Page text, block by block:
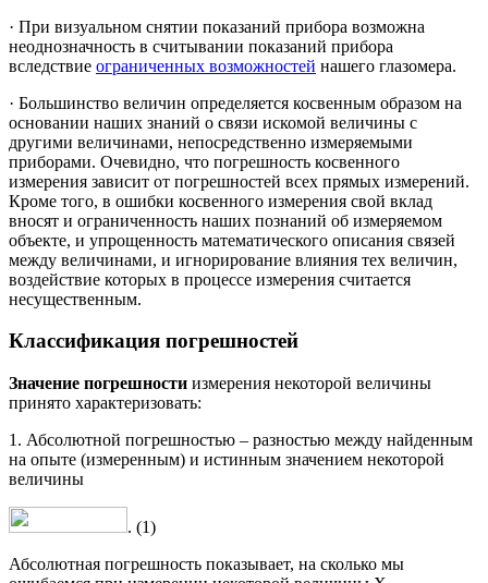
· При визуальном снятии показаний прибора возможна
неоднозначность в считывании показаний прибора
вследствие ограниченных возможностей нашего глазомера.
· Большинство величин определяется косвенным образом на
основании наших знаний о связи искомой величины с
другими величинами, непосредственно измеряемыми
приборами. Очевидно, что погрешность косвенного
измерения зависит от погрешностей всех прямых измерений.
Кроме того, в ошибки косвенного измерения свой вклад
вносят и ограниченность наших познаний об измеряемом
объекте, и упрощенность математического описания связей
между величинами, и игнорирование влияния тех величин,
воздействие которых в процессе измерения считается
несущественным.
Классификация погрешностей
Значение погрешности измерения некоторой величины
принято характеризовать:
1. Абсолютной погрешностью – разностью между найденным
на опыте (измеренным) и истинным значением некоторой
величины
. (1)
Абсолютная погрешность показывает, на сколько мы